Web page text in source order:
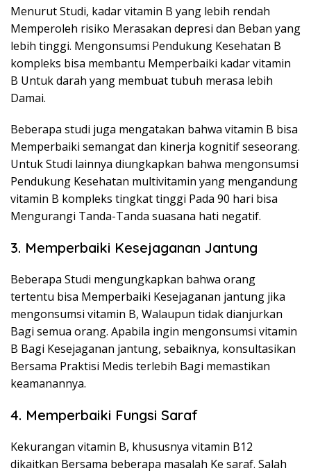
Menurut Studi, kadar vitamin B yang lebih rendah
Memperoleh risiko Merasakan depresi dan Beban yang
lebih tinggi. Mengonsumsi Pendukung Kesehatan B
kompleks bisa membantu Memperbaiki kadar vitamin
B Untuk darah yang membuat tubuh merasa lebih
Damai.
Beberapa studi juga mengatakan bahwa vitamin B bisa
Memperbaiki semangat dan kinerja kognitif seseorang.
Untuk Studi lainnya diungkapkan bahwa mengonsumsi
Pendukung Kesehatan multivitamin yang mengandung
vitamin B kompleks tingkat tinggi Pada 90 hari bisa
Mengurangi Tanda-Tanda suasana hati negatif.
3. Memperbaiki Kesejaganan Jantung
Beberapa Studi mengungkapkan bahwa orang
tertentu bisa Memperbaiki Kesejaganan jantung jika
mengonsumsi vitamin B, Walaupun tidak dianjurkan
Bagi semua orang. Apabila ingin mengonsumsi vitamin
B Bagi Kesejaganan jantung, sebaiknya, konsultasikan
Bersama Praktisi Medis terlebih Bagi memastikan
keamanannya.
4. Memperbaiki Fungsi Saraf
Kekurangan vitamin B, khususnya vitamin B12
dikaitkan Bersama beberapa masalah Ke saraf. Salah